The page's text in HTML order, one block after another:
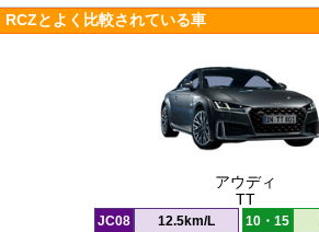
RCZとよく比較されている車
アウディ
TT
JC08 12.5km/L 10・15